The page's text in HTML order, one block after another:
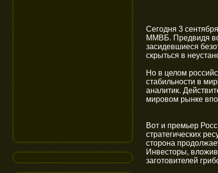
Сегодня 3
ММВБ. Предвидя
засидевшиеся
скрыться в
Но в целом
стабильности в
аналитик.
мировом рынке
Вот и премьер
стратегических
сторона
Инвесторы,
заготовителей